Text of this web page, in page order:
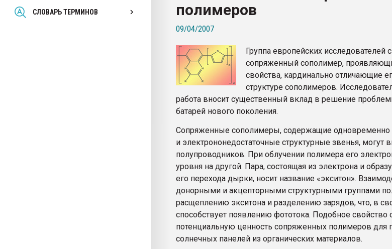
СЛОВАРЬ ТЕРМИНОВ
Всё, что касается выдува ПЭТ
бутылок
ПЕРЕЙТИ НА ФОРУМ
полимеров
09/04/2007
Группа европейских исследователей
сопряженный сополимер,
свойства, кардинально отличающие
структуре сополимеров.
работа вносит существенный вклад в решение
батарей нового поколения.
Сопряженные сополимеры, содержащие одновременно
и электрононедостаточные структурные звенья, могут
полупроводников. При облучении полимера его
уровня на другой. Пара, состоящая из электрона и
его перехода дырки, носит название «экситон».
донорными и акцепторными структурными группами
расщеплению экситона и разделению зарядов, что, в
способствует появлению фототока. Подобное свойство
потенциальную ценность сопряженных полимеров для
солнечных панелей из органических материалов.